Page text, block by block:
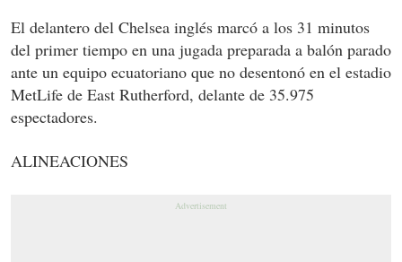
El delantero del Chelsea inglés marcó a los 31 minutos
del primer tiempo en una jugada preparada a balón parado
ante un equipo ecuatoriano que no desentonó en el estadio
MetLife de East Rutherford, delante de 35.975
espectadores.
ALINEACIONES